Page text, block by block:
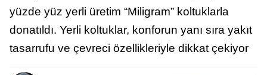
yüzde yüz yerli üretim “Miligram” koltuklarla
donatıldı. Yerli koltuklar, konforun yanı sıra yakıt
tasarrufu ve çevreci özellikleriyle dikkat çekiyor